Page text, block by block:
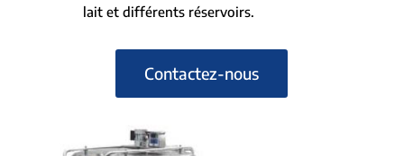
lait et différents réservoirs.
Contactez-nous